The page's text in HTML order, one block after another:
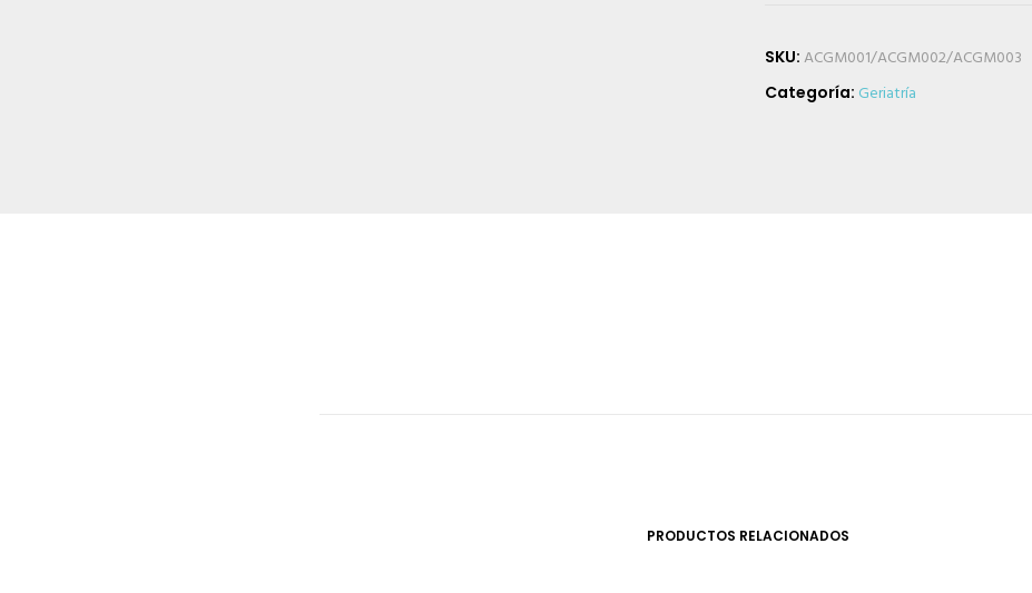
SKU: ACGM001/ACGM002/ACGM003
Categoría: Geriatría
PRODUCTOS RELACIONADOS